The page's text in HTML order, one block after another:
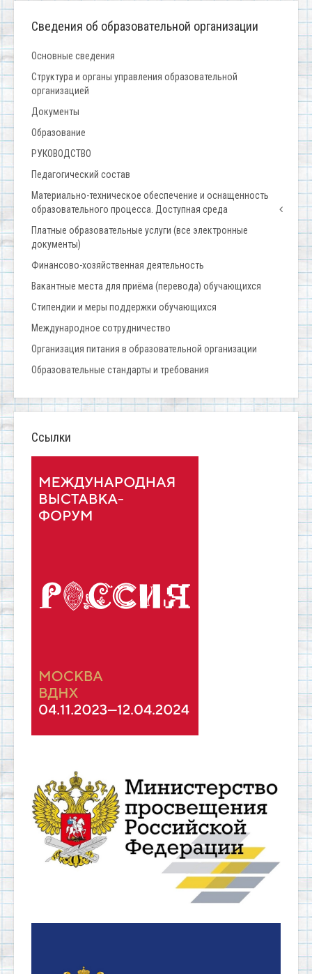
Сведения об образовательной организации
Основные сведения
Структура и органы управления образовательной
организацией
Документы
Образование
РУКОВОДСТВО
Педагогический состав
Материально-техническое обеспечение и оснащенность
образовательного процесса. Доступная среда
Платные образовательные услуги (все электронные
документы)
Финансово-хозяйственная деятельность
Вакантные места для приёма (перевода) обучающихся
Стипендии и меры поддержки обучающихся
Международное сотрудничество
Организация питания в образовательной организации
Образовательные стандарты и требования
Ссылки